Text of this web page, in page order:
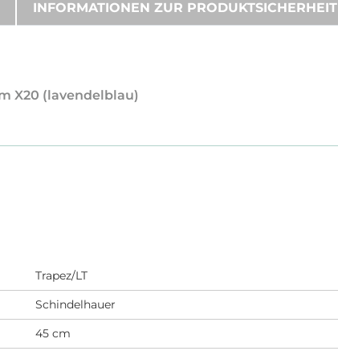
INFORMATIONEN ZUR PRODUKTSICHERHEIT
X20 (lavendelblau)
Trapez/LT
Schindelhauer
45 cm